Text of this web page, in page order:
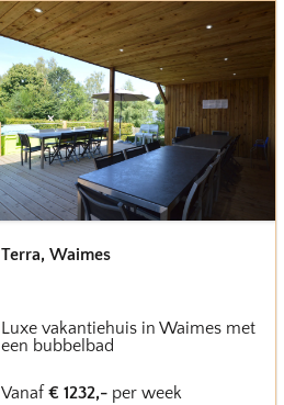
Terra, Waimes
Luxe vakantiehuis in Waimes met
een bubbelbad
Vanaf € 1232,- per week